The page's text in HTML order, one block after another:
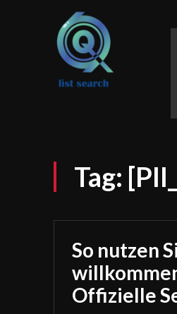
Tag:
So nutzen
Offizielle